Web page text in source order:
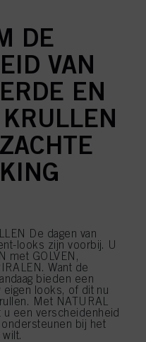
DE
VAN
EN
De dagen van
looks zijn voorbij. U
met GOLVEN,
Want de
bieden een
looks, of dit nu
Met NATURAL
u een verscheidenheid
bij het